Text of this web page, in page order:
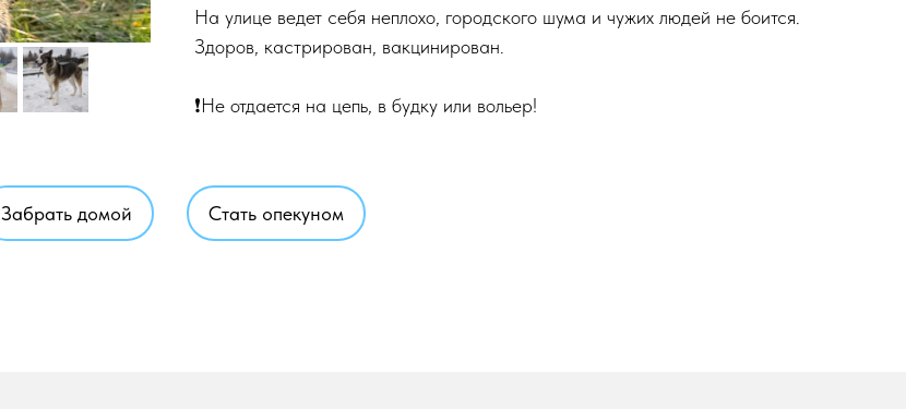
На улице ведет себя неплохо, городского шума и чужих людей не боится.
Здоров, кастрирован, вакцинирован.
❗Не отдается на цепь, в будку или вольер!
Забрать домой Стать опекуном